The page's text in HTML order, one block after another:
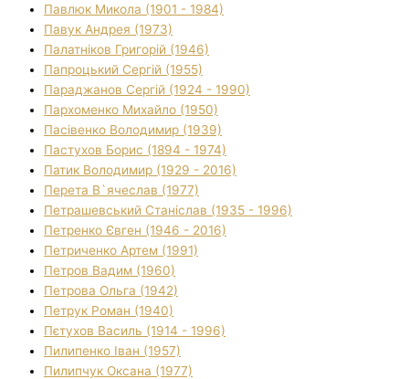
Павлюк Микола (1901 - 1984)
Павук Андрея (1973)
Палатніков Григорій (1946)
Папроцький Сергій (1955)
Параджанов Сергій (1924 - 1990)
Пархоменко Михайло (1950)
Пасівенко Володимир (1939)
Пастухов Борис (1894 - 1974)
Патик Володимир (1929 - 2016)
Перета В`ячеслав (1977)
Петрашевський Станіслав (1935 - 1996)
Петренко Євген (1946 - 2016)
Петриченко Артем (1991)
Петров Вадим (1960)
Петрова Ольга (1942)
Петрук Роман (1940)
Пєтухов Василь (1914 - 1996)
Пилипенко Іван (1957)
Пилипчук Оксана (1977)